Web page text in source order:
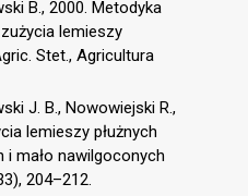
B., 2000. Metodyka
lemieszy
Stet., Agricultura
J. B., Nowowiejski R.,
lemieszy płużnych
mało nawilgoconych
204–212.